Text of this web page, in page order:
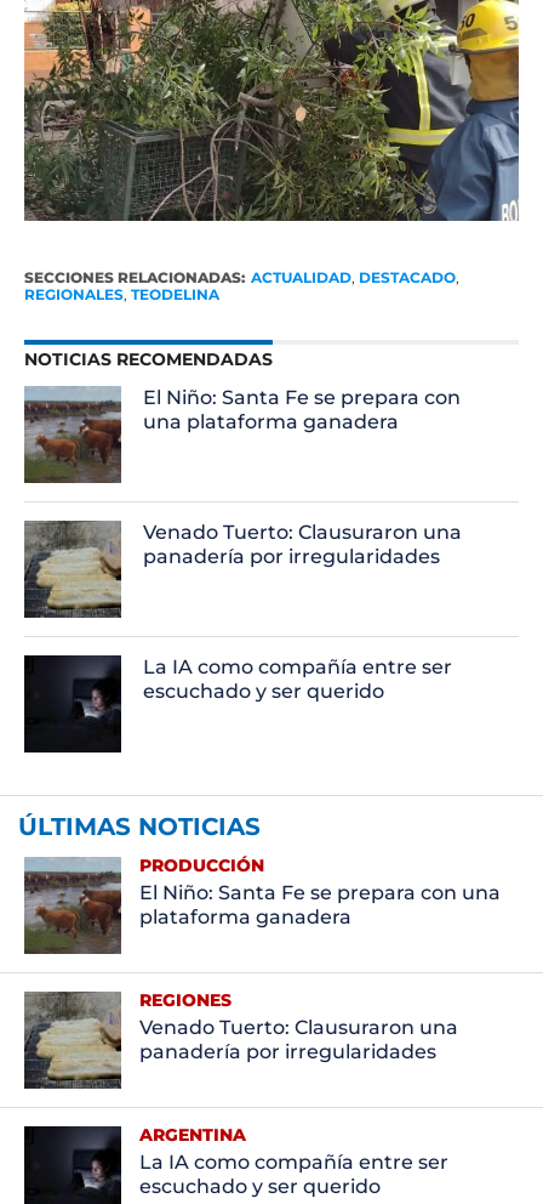
SECCIONES RELACIONADAS: ACTUALIDAD, DESTACADO,
REGIONALES, TEODELINA
NOTICIAS RECOMENDADAS
El Niño: Santa Fe se prepara con
una plataforma ganadera
Venado Tuerto: Clausuraron una
panadería por irregularidades
La IA como compañía entre ser
escuchado y ser querido
ÚLTIMAS NOTICIAS
PRODUCCIÓN
El Niño: Santa Fe se prepara con una
plataforma ganadera
REGIONES
Venado Tuerto: Clausuraron una
panadería por irregularidades
ARGENTINA
La IA como compañía entre ser
escuchado y ser querido